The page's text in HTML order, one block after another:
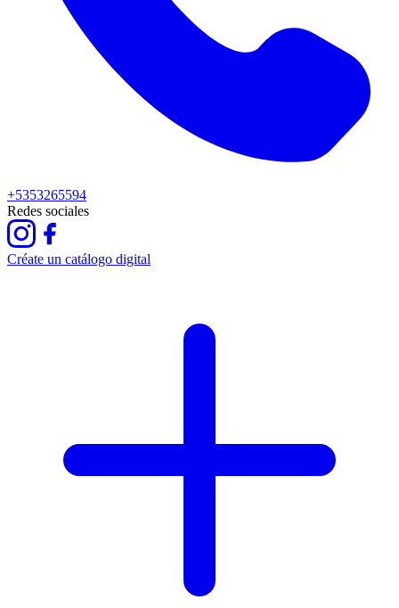
+5353265594
Redes sociales
Créate un catálogo digital